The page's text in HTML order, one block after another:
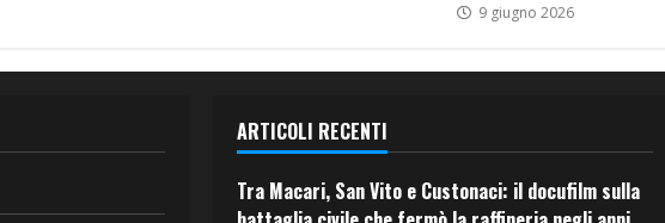
9 giugno 2026
ARTICOLI RECENTI
Tra Macari, San Vito e Custonaci: il docufilm sulla